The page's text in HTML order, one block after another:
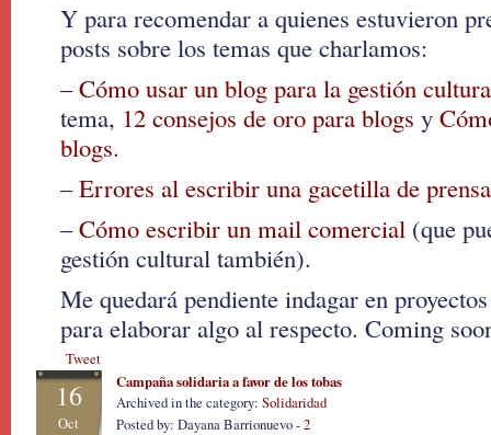
Y para recomendar a quienes estuvieron
posts sobre los temas que charlamos:
–Cómo usar un blog para la gestión
tema, 12 consejos de oro para blogs y
blogs.
–Errores al escribir una gacetilla de
–Cómo escribir un mail comercial (que
gestión cultural también).
Me quedará pendiente indagar en
para elaborar algo al respecto. Coming
Tweet
16
Oct
Campaña solidaria a favor de los tobas
Archived in the category: Solidaridad
Posted by: Dayana Barrionuevo -2